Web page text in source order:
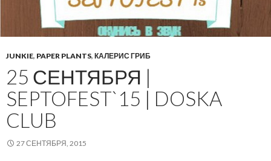
JUNKIE, PAPER PLANTS, КАЛЕРИС ГРИБ
25 СЕНТЯБРЯ |
SEPTOFEST`15 | DOSKA
CLUB
27 СЕНТЯБРЯ, 2015